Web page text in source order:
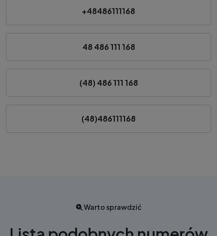
+48486111168
48 486 111 168
(48) 486 111 168
(48)486111168
Warto sprawdzić